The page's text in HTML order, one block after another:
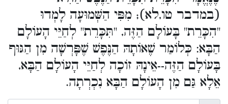
(במדבר טו,לא); מִפִּי הַשְּׁמוּעָה לָמְדוּ
"הִכָּרֵת" בָּעוֹלָם הַזֶּה, "תִּכָּרֵת" לְחַיֵּי הָעוֹלָם
הַבָּא: כְּלוֹמַר שֶׁאוֹתָהּ הַנֶּפֶשׁ שֶׁפָּרְשָׁה מִן הַגּוּף
בָּעוֹלָם הַזֶּה--אֵינָהּ זוֹכָה לְחַיֵּי הָעוֹלָם הַבָּא,
אֵלָא גַּם מִן הָעוֹלָם הַבָּא נִכְרְתָה.